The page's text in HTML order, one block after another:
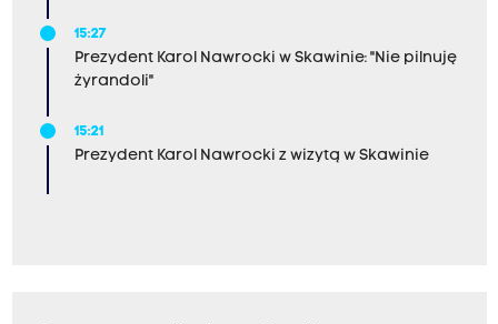
15:27
Prezydent Karol Nawrocki w Skawinie: "Nie pilnuję
żyrandoli"
15:21
Prezydent Karol Nawrocki z wizytą w Skawinie